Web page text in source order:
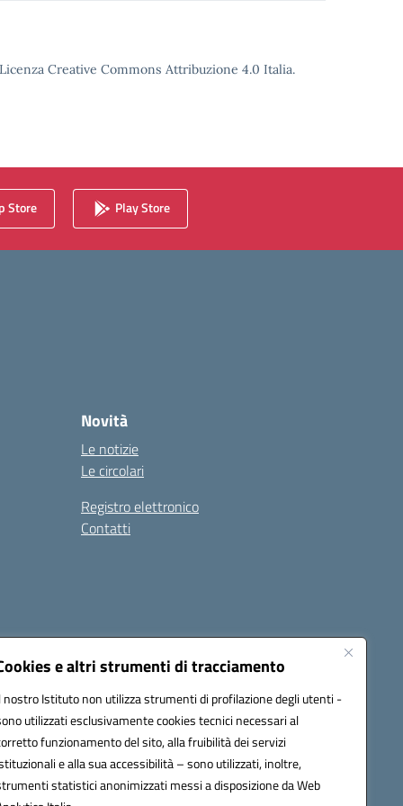
e altri strumenti di tracciamento
nostro Istituto non utilizza strumenti di profilazione degli utenti -
utilizzati esclusivamente cookies tecnici necessari al
funzionamento del sito, alla fruibilità dei servizi
e alla sua accessibilità – sono utilizzati, inoltre,
statistici anonimizzati messi a disposizione da Web
Creative Commons Attribuzione 4.0 Italia.
Store Play Store
Novità
Le notizie
Le circolari
Registro elettronico
Contatti